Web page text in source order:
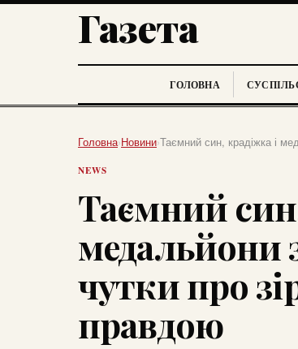
Газета
ГОЛОВНА
Головна›Новини›Таємний син, крадіжка і
NEWS
Таємний
медальйони
чутки про
правдою